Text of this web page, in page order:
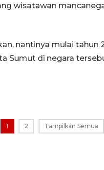
wisatawan
nantinya mulai tahun
Sumut di negara
1 2 Tampilkan Semua